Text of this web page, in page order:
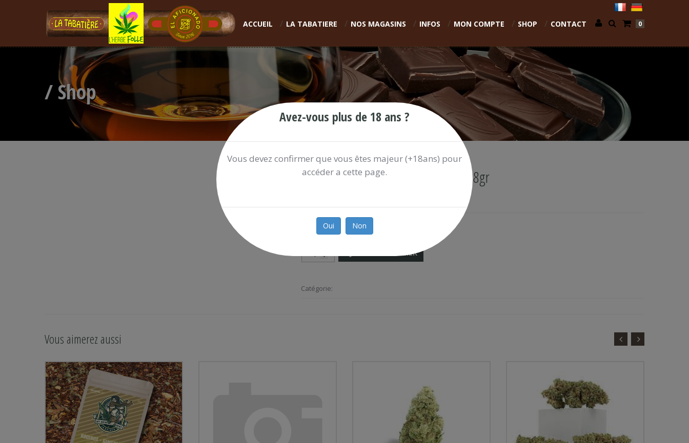
0
ACCUEIL LA TABATIERE NOS MAGASINS INFOS MON COMPTE SHOP CONTACT
/ Shop
POCHETTE SUPER LEMON HAZE 1.8gr
20.00 €
POCHET812I
AJOUTER AU PANIER
Catégorie:
Vous aimerez aussi
Avez-vous plus de 18 ans ?
Vous devez confirmer que vous êtes majeur (+18ans) pour
accéder a cette page.
Oui Non